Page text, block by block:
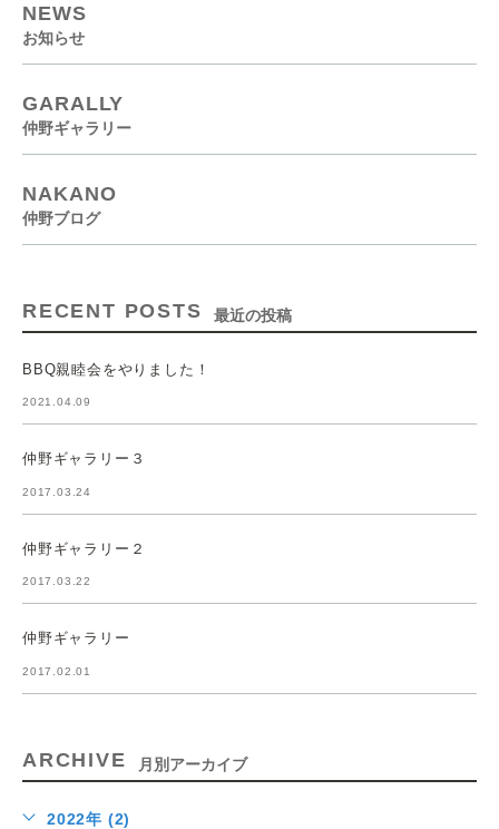
NEWS
お知らせ
GARALLY
仲野ギャラリー
NAKANO
仲野ブログ
RECENT POSTS 最近の投稿
BBQ親睦会をやりました！
2021.04.09
仲野ギャラリー３
2017.03.24
仲野ギャラリー２
2017.03.22
仲野ギャラリー
2017.02.01
ARCHIVE 月別アーカイブ
2022年 (2)